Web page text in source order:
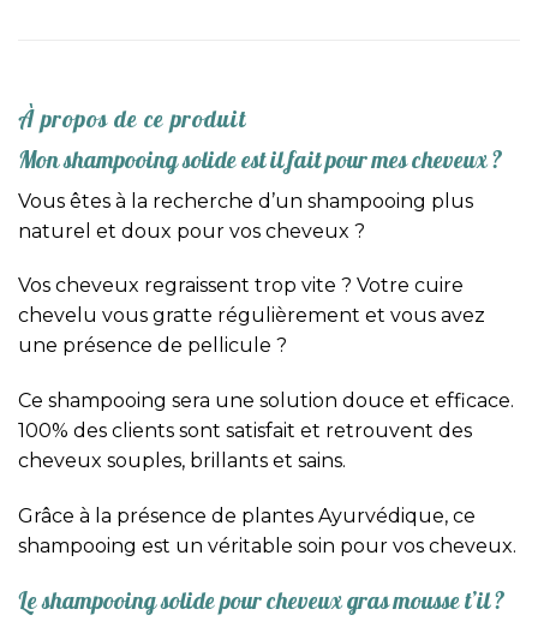
À propos de ce produit
Mon shampooing solide est il fait pour mes cheveux ?
Vous êtes à la recherche d’un shampooing plus
naturel et doux pour vos cheveux ?
Vos cheveux regraissent trop vite ? Votre cuire
chevelu vous gratte régulièrement et vous avez
une présence de pellicule ?
Ce shampooing sera une solution douce et efficace.
100% des clients sont satisfait et retrouvent des
cheveux souples, brillants et sains.
Grâce à la présence de plantes Ayurvédique, ce
shampooing est un véritable soin pour vos cheveux.
Le shampooing solide pour cheveux gras mousse t’il ?